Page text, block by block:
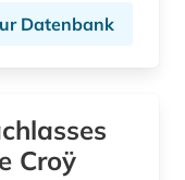
Datenbank
Croÿ